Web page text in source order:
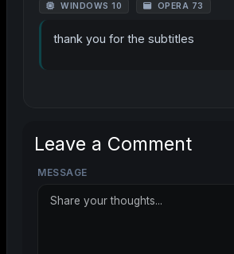
WINDOWS 10 OPERA 73
thank you for the subtitles
Leave a Comment
MESSAGE